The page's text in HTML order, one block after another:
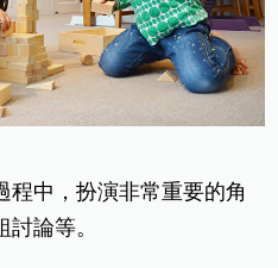
程中，扮演非常重要的角
論等。